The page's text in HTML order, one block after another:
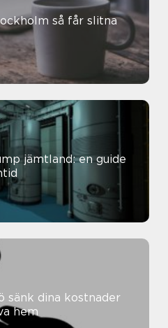
får slitna
jämtland: en guide
hem